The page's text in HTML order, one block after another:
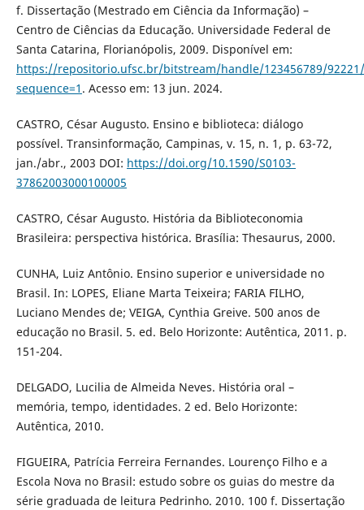
f. Dissertação (Mestrado em Ciência da Informação) –
Centro de Ciências da Educação. Universidade Federal de
Santa Catarina, Florianópolis, 2009. Disponível em:
https://repositorio.ufsc.br/bitstream/handle/123456789/
sequence=1 . Acesso em: 13 jun. 2024.
CASTRO, César Augusto. Ensino e biblioteca: diálogo
possível. Transinformação, Campinas, v. 15, n. 1, p. 63-72,
jan./abr., 2003 DOI: https://doi.org/10.1590/S0103-
37862003000100005
CASTRO, César Augusto. História da Biblioteconomia
Brasileira: perspectiva histórica. Brasília: Thesaurus, 2000.
CUNHA, Luiz Antônio. Ensino superior e universidade no
Brasil. In: LOPES, Eliane Marta Teixeira; FARIA FILHO,
Luciano Mendes de; VEIGA, Cynthia Greive. 500 anos de
educação no Brasil. 5. ed. Belo Horizonte: Autêntica, 2011. p.
151-204.
DELGADO, Lucilia de Almeida Neves. História oral –
memória, tempo, identidades. 2 ed. Belo Horizonte:
Autêntica, 2010.
FIGUEIRA, Patrícia Ferreira Fernandes. Lourenço Filho e a
Escola Nova no Brasil: estudo sobre os guias do mestre da
série graduada de leitura Pedrinho. 2010. 100 f. Dissertação